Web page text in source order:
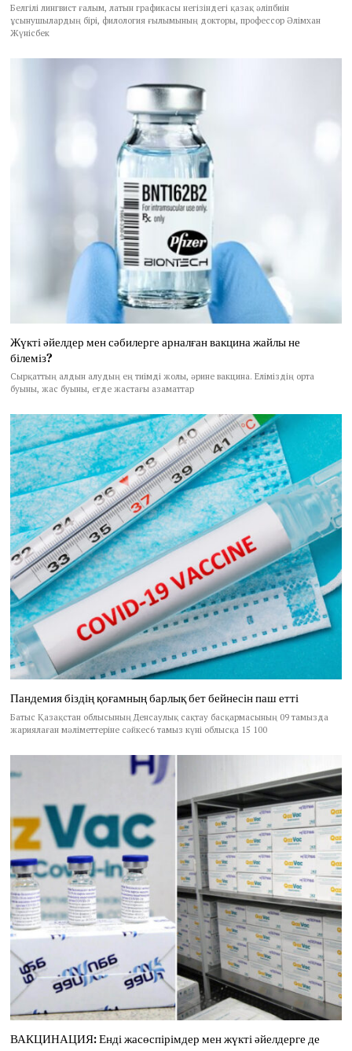
Белгілі лингвист ғалым, латын графикасы негізіндегі қазақ әліпбиін
ұсынушылардың бірі, филология ғылымының докторы, профессор Әлімхан
Жүнісбек
Жүкті әйелдер мен сәбилерге арналған вакцина жайлы не
білеміз?
Сырқаттың алдын алудың ең тиімді жолы, әрине вакцина. Еліміздің орта
буыны, жас буыны, егде жастағы азаматтар
Пандемия біздің қоғамның барлық бет бейнесін паш етті
Батыс Қазақстан облысының Денсаулық сақтау басқармасының 09 тамызда
жариялаған мәліметтеріне сәйкес6 тамыз күні облысқа 15 100
ВАКЦИНАЦИЯ: Енді жасөспірімдер мен жүкті әйелдерге де